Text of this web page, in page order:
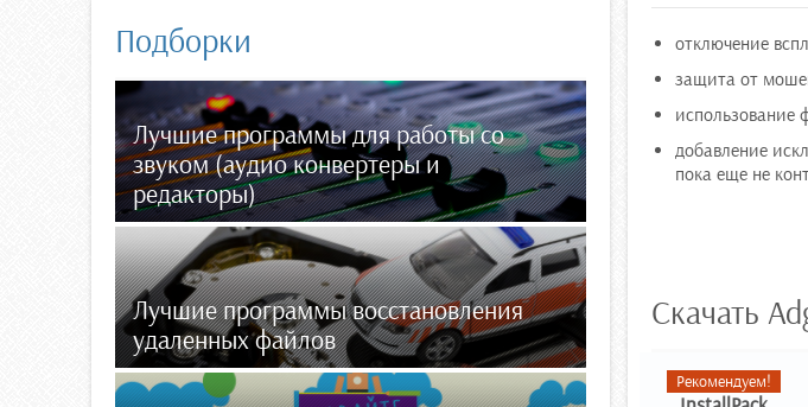
Подборки
Лучшие программы для работы со
звуком (аудио конвертеры и
редакторы)
Лучшие программы восстановления
удаленных файлов
отключение
защита от
использование
добавление
пока еще не
Скачать
Рекомендуем!